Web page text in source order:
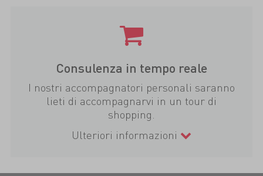
Consulenza in tempo reale
I nostri accompagnatori personali saranno
lieti di accompagnarvi in un tour di
shopping.
Ulteriori informazioni